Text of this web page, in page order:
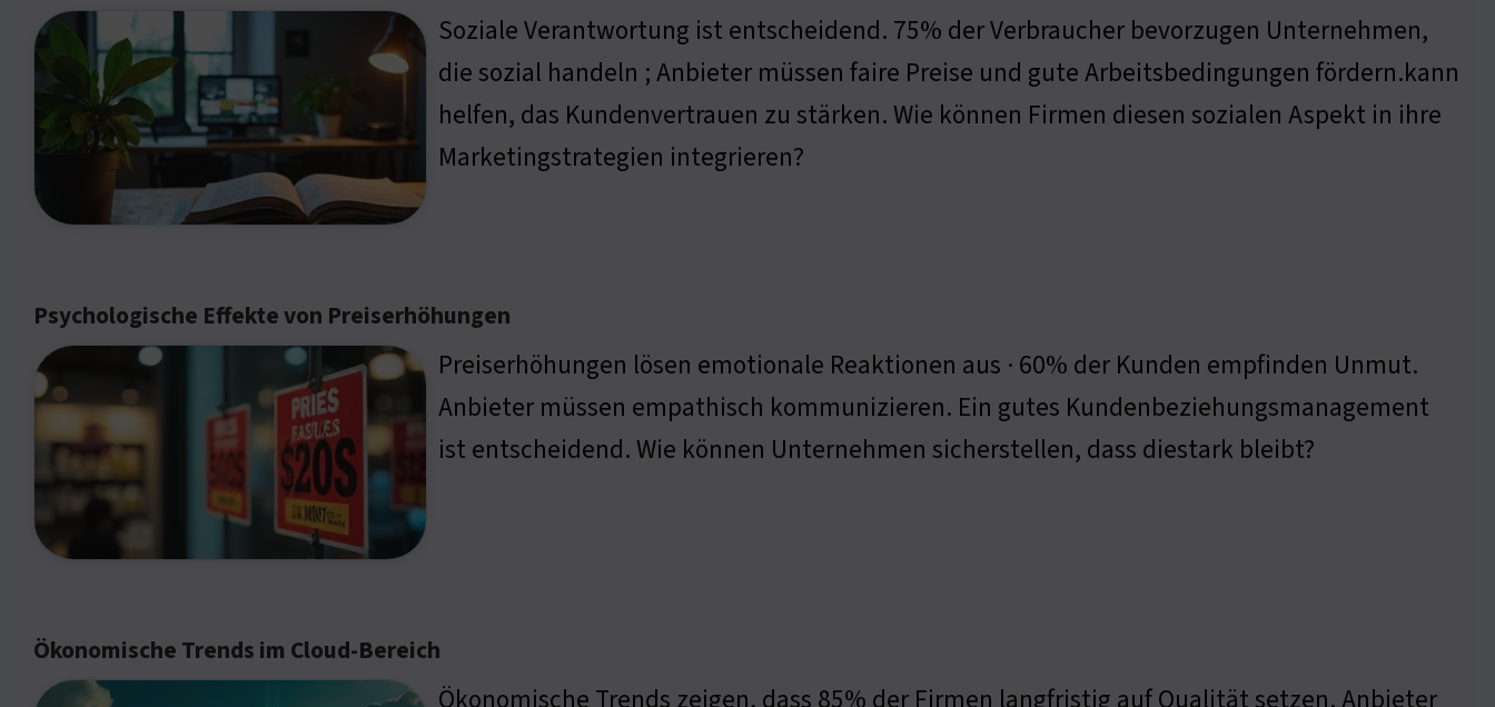
Soziale Verantwortung ist entscheidend. 75% der Verbraucher bevorzugen Unternehmen,
die sozial handeln ; Anbieter müssen faire Preise und gute Arbeitsbedingungen fördern.kann
helfen, das Kundenvertrauen zu stärken. Wie können Firmen diesen sozialen Aspekt in ihre
Marketingstrategien integrieren?
Psychologische Effekte von Preiserhöhungen
Preiserhöhungen lösen emotionale Reaktionen aus · 60% der Kunden empfinden Unmut.
Anbieter müssen empathisch kommunizieren. Ein gutes Kundenbeziehungsmanagement
ist entscheidend. Wie können Unternehmen sicherstellen, dass diestark bleibt?
Ökonomische Trends im Cloud-Bereich